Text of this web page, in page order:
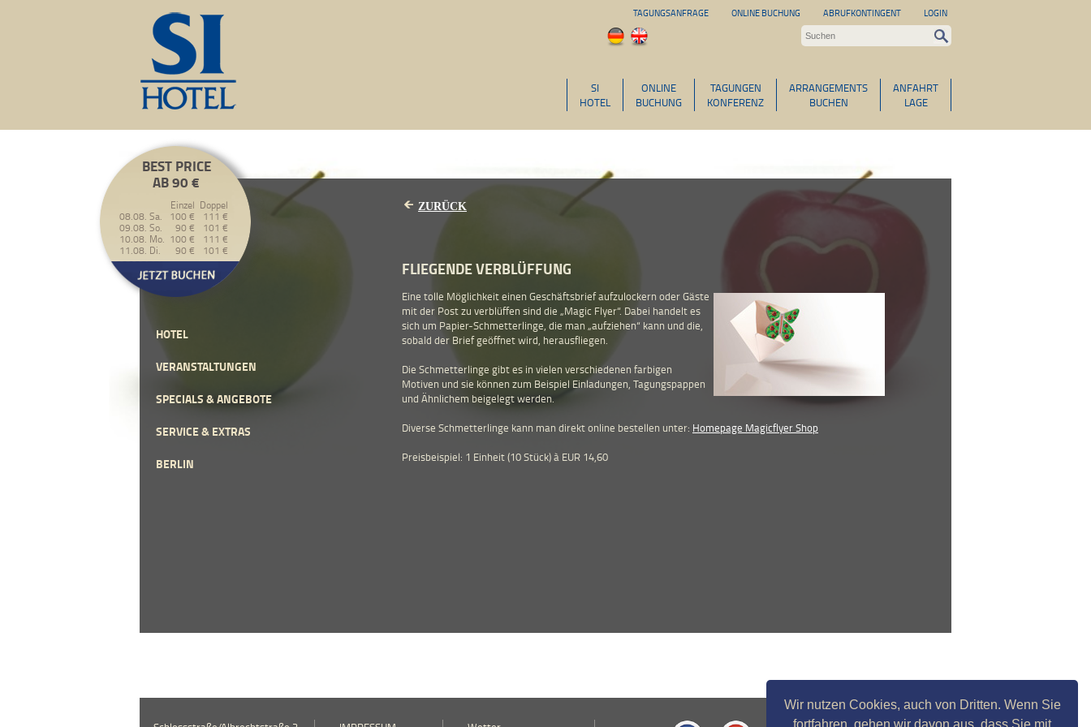
Wir nutzen Cookies, auch von Dritten. Wenn Sie
fortfahren, gehen wir davon aus, dass Sie mit
TAGUNGSANFRAGE ONLINE BUCHUNG ABRUFKONTINGENT LOGIN
ANFAHRT
LAGE
ARRANGEMENTS
BUCHEN
TAGUNGEN
KONFERENZ
ONLINE
BUCHUNG
SI
HOTEL
BEST PRICE
AB 90 €
Einzel Doppel
08.08. Sa.
100 €
111 €
09.08. So.
90 €
101 €
10.08. Mo. 100 €
111 €
11.08. Di.
90 € 101 €
HOTEL
VERANSTALTUNGEN
SPECIALS & ANGEBOTE
SERVICE & EXTRAS
BERLIN
ZURÜCK
FLIEGENDE VERBLÜFFUNG
Eine tolle Möglichkeit einen Geschäftsbrief aufzulockern oder Gäste
mit der Post zu verblüffen sind die „Magic Flyer“. Dabei handelt es
sich um Papier-Schmetterlinge, die man „aufziehen“ kann und die,
sobald der Brief geöffnet wird, herausfliegen.
Die Schmetterlinge gibt es in vielen verschiedenen farbigen
Motiven und sie können zum Beispiel Einladungen, Tagungspappen
und Ähnlichem beigelegt werden.
Diverse Schmetterlinge kann man direkt online bestellen unter: Homepage Magicflyer Shop
Preisbeispiel: 1 Einheit (10 Stück) à EUR 14,60